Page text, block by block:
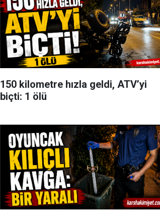
150 kilometre hızla geldi, ATV’yi
biçti: 1 ölü